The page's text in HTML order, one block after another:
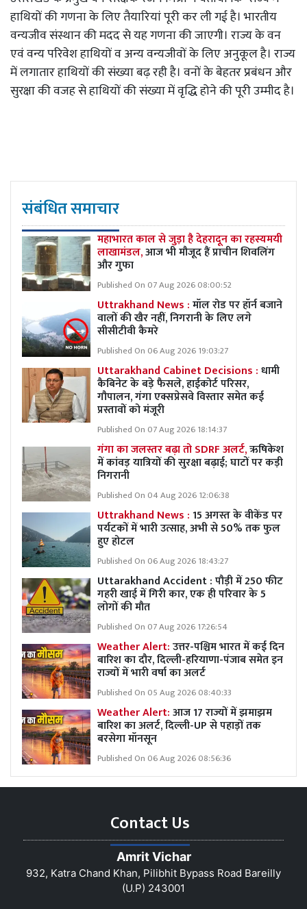
हाथियों की गणना के लिए तैयारियां पूरी कर ली गई है। भारतीय
वन्यजीव संस्थान की मदद से यह गणना की जाएगी। राज्य के वन
एवं वन्य परिवेश हाथियों व अन्य वन्यजीवों के लिए अनुकूल है। राज्य
में लगातार हाथियों की संख्या बढ़ रही है। वनों के बेहतर प्रबंधन और
सुरक्षा की वजह से हाथियों की संख्या में वृद्धि होने की पूरी उम्मीद है।
संबंधित समाचार
महाभारत काल से जुड़ा है देहरादून का रहस्यमयी
लाखामंडल,आज भी मौजूद हैं प्राचीन शिवलिंग
और गुफा
Published On 07 Aug 2026 08:00:52
Uttrakhand News :मॉल रोड पर हॉर्न बजाने
वालों की खैर नहीं, निगरानी के लिए लगे
सीसीटीवी कैमरे
Published On 06 Aug 2026 19:03:27
Uttarakhand Cabinet Decisions :धामी
कैबिनेट के बड़े फैसले, हाईकोर्ट परिसर,
गौपालन, गंगा एक्सप्रेसवे विस्तार समेत कई
प्रस्तावों को मंजूरी
Published On 07 Aug 2026 18:14:37
गंगा का जलस्तर बढ़ा तो SDRF अलर्ट,ऋषिकेश
में कांवड़ यात्रियों की सुरक्षा बढ़ाई; घाटों पर कड़ी
निगरानी
Published On 04 Aug 2026 12:06:38
Uttrakhand News :15 अगस्त के वीकेंड पर
पर्यटकों में भारी उत्साह, अभी से 50% तक फुल
हुए होटल
Published On 06 Aug 2026 18:43:27
Uttarakhand Accident : पौड़ी में 250 फीट
गहरी खाई में गिरी कार, एक ही परिवार के 5
लोगों की मौत
Published On 07 Aug 2026 17:26:54
Weather Alert:उत्तर-पश्चिम भारत में कई दिन
बारिश का दौर, दिल्ली-हरियाणा-पंजाब समेत इन
राज्यों में भारी वर्षा का अलर्ट
Published On 05 Aug 2026 08:40:33
Weather Alert:आज 17 राज्यों में झमाझम
बारिश का अलर्ट, दिल्ली-UP से पहाड़ों तक
बरसेगा मॉनसून
Published On 06 Aug 2026 08:56:36
Contact Us
Amrit Vichar
932, Katra Chand Khan, Pilibhit Bypass Road Bareilly
(U.P) 243001